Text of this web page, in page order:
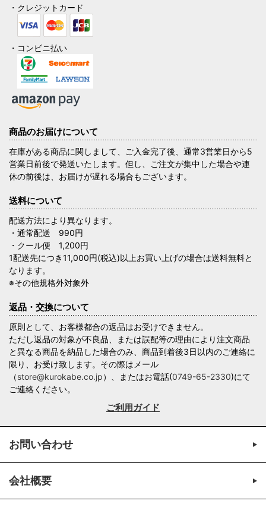
・クレジットカード
・コンビニ払い
商品のお届けについて
在庫がある商品に関しまして、ご入金完了後、通常3営業日から5
営業日前後で発送いたします。但し、ご注文が集中した場合や連
休の前後は、お届けが遅れる場合もございます。
送料について
配送方法により異なります。
・通常配送 990円
・クール便 1,200円
1配送先につき11,000円(税込)以上お買い上げの場合は送料無料と
なります。
※その他規格外対象外
返品・交換について
原則として、お客様都合の返品はお受けできません。
ただし返品の対象が不良品、または誤配等の理由により注文商品
と異なる商品を納品した場合のみ、商品到着後3日以内のご連絡に
限り、お受け致します。その際はメール
（store@kurokabe.co.jp）、またはお電話(0749-65-2330)にて
ご連絡ください。
ご利用ガイド
お問い合わせ
会社概要